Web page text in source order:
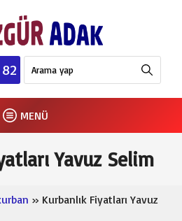
MENÜ
Yavuz Selim
» Kurbanlık Fiyatları Yavuz